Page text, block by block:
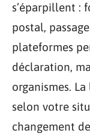
s’éparpillent :
postal,
plateformes
déclaration,
organismes.
selon votre
changement